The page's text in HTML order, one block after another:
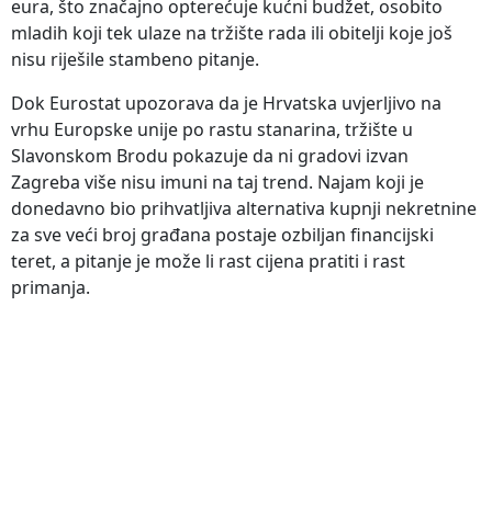
eura, što značajno opterećuje kućni budžet, osobito
mladih koji tek ulaze na tržište rada ili obitelji koje još
nisu riješile stambeno pitanje.
Dok Eurostat upozorava da je Hrvatska uvjerljivo na
vrhu Europske unije po rastu stanarina, tržište u
Slavonskom Brodu pokazuje da ni gradovi izvan
Zagreba više nisu imuni na taj trend. Najam koji je
donedavno bio prihvatljiva alternativa kupnji nekretnine
za sve veći broj građana postaje ozbiljan financijski
teret, a pitanje je može li rast cijena pratiti i rast
primanja.